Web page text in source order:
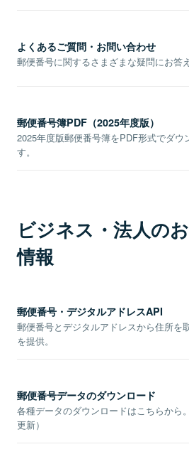
よくあるご質問・お問い合わせ
郵便番号に関するさまざまな疑問にお答
郵便番号簿PDF（2025年度版）
2025年度版郵便番号簿をPDF形式でダウ
す。
ビジネス・法人の
情報
郵便番号・デジタルアドレスAPI
郵便番号とデジタルアドレスから住所を
を提供。
郵便番号データのダウンロード
各種データのダウンロードはこちらから
更新）